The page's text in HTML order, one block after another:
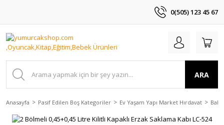
0(505) 123 45 67
ARA
Anasayfa Pasif Edilen Boş Kategoriler Ev Yaşam Yapı Market Hırdavat